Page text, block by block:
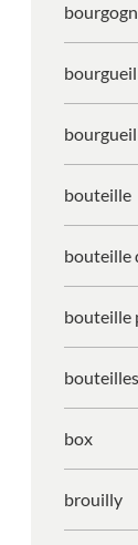
bourgueil
bouteille
bouteille
bouteille
bouteilles
box
brouilly